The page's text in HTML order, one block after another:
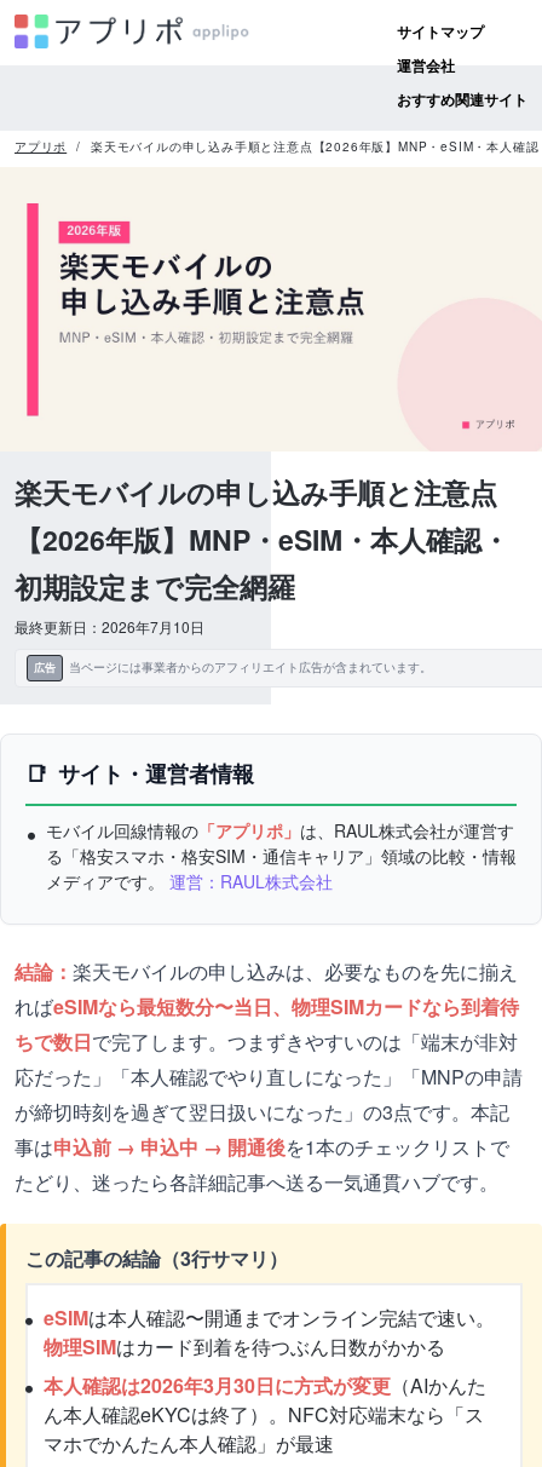
サイトマップ
運営会社
おすすめ関連サイト
アプリポ 楽天モバイルの申し込み手順と注意点【2026年版】MNP・eSIM・本人確
楽天モバイルの申し込み手順と注意点
【2026年版】MNP・eSIM・本人確認・
初期設定まで完全網羅
最終更新日：2026年7月10日
広告 当ページには事業者からのアフィリエイト広告が含まれています。
サイト・運営者情報
モバイル回線情報の 「アプリポ」 は、RAUL株式会社が運営す
る「格安スマホ・格安SIM・通信キャリア」領域の比較・情報
メディアです。 運営：RAUL株式会社
結論： 楽天モバイルの申し込みは、必要なものを先に揃え
ればeSIMなら最短数分〜当日、物理SIMカードなら到着待
ちで数日で完了します。つまずきやすいのは「端末が非対
応だった」「本人確認でやり直しになった」「MNPの申請
が締切時刻を過ぎて翌日扱いになった」の3点です。本記
事は申込前 → 申込中 → 開通後を1本のチェックリストで
たどり、迷ったら各詳細記事へ送る一気通貫ハブです。
この記事の結論（3行サマリ）
eSIMは本人確認〜開通までオンライン完結で速い。
物理SIMはカード到着を待つぶん日数がかかる
本人確認は2026年3月30日に方式が変更 （AIかんた
ん本人確認eKYCは終了）。NFC対応端末なら「ス
マホでかんたん本人確認」が最速